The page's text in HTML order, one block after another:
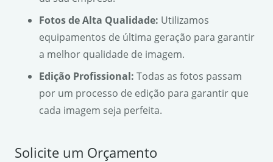
Fotos de Alta Qualidade: Utilizamos
equipamentos de última geração para garantir
a melhor qualidade de imagem.
Edição Profissional: Todas as fotos passam
por um processo de edição para garantir que
cada imagem seja perfeita.
Solicite um Orçamento